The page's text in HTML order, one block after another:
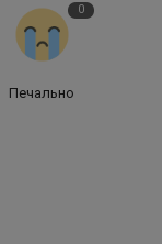
0
Печально